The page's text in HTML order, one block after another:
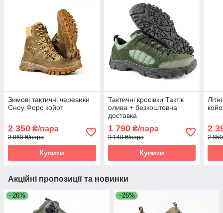
Зимові тактичні черевики
Сноу Форс койот
2 350 ₴/пара
2 860 ₴/пара
Купити
Тактичні кросівки Тактік
олива + безкоштовна
доставка
1 790₴/пара
2 140 ₴/пара
Купити
2
2
Акційні пропозиції та новинки
–26% –26%